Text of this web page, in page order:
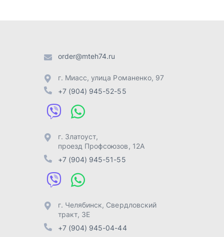
г. Челябинск,Свердловский
тракт, 3Е
Отправить заявку
Разработка -